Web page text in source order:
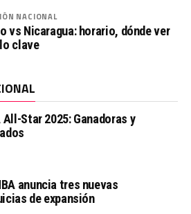
NACIONAL
vs Nicaragua: horario, dónde ver
clave
All-Star 2025: Ganadoras y
anuncia tres nuevas
de expansión